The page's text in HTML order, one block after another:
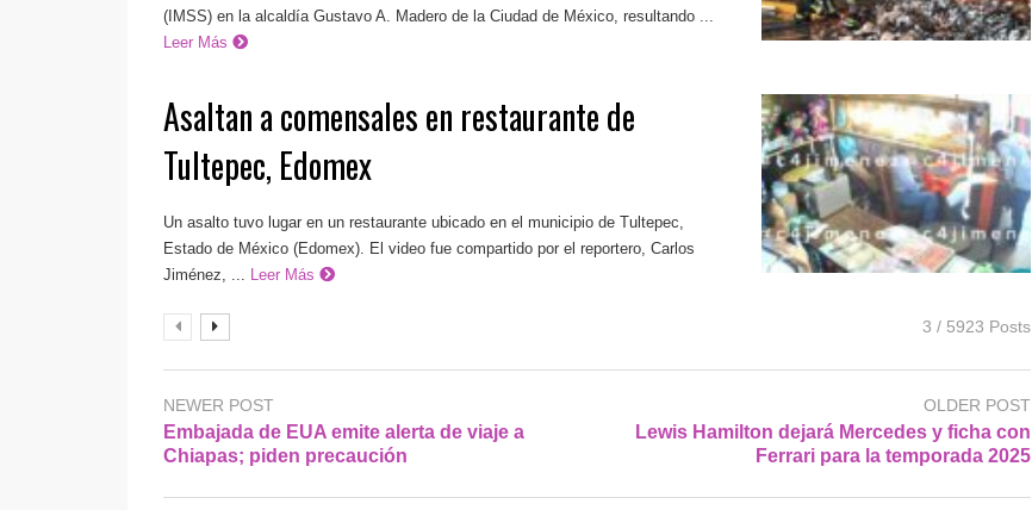
(IMSS) en la alcaldía Gustavo A. Madero de la Ciudad de México, resultando ...
Leer Más
Asaltan a comensales en restaurante de
Tultepec, Edomex
Un asalto tuvo lugar en un restaurante ubicado en el municipio de Tultepec,
Estado de México (Edomex). El video fue compartido por el reportero, Carlos
Jiménez, ...
Leer Más
3 / 5923 Posts
NEWER POST
Embajada de EUA emite alerta de viaje a
Chiapas; piden precaución
OLDER POST
Lewis Hamilton dejará Mercedes y ficha con
Ferrari para la temporada 2025